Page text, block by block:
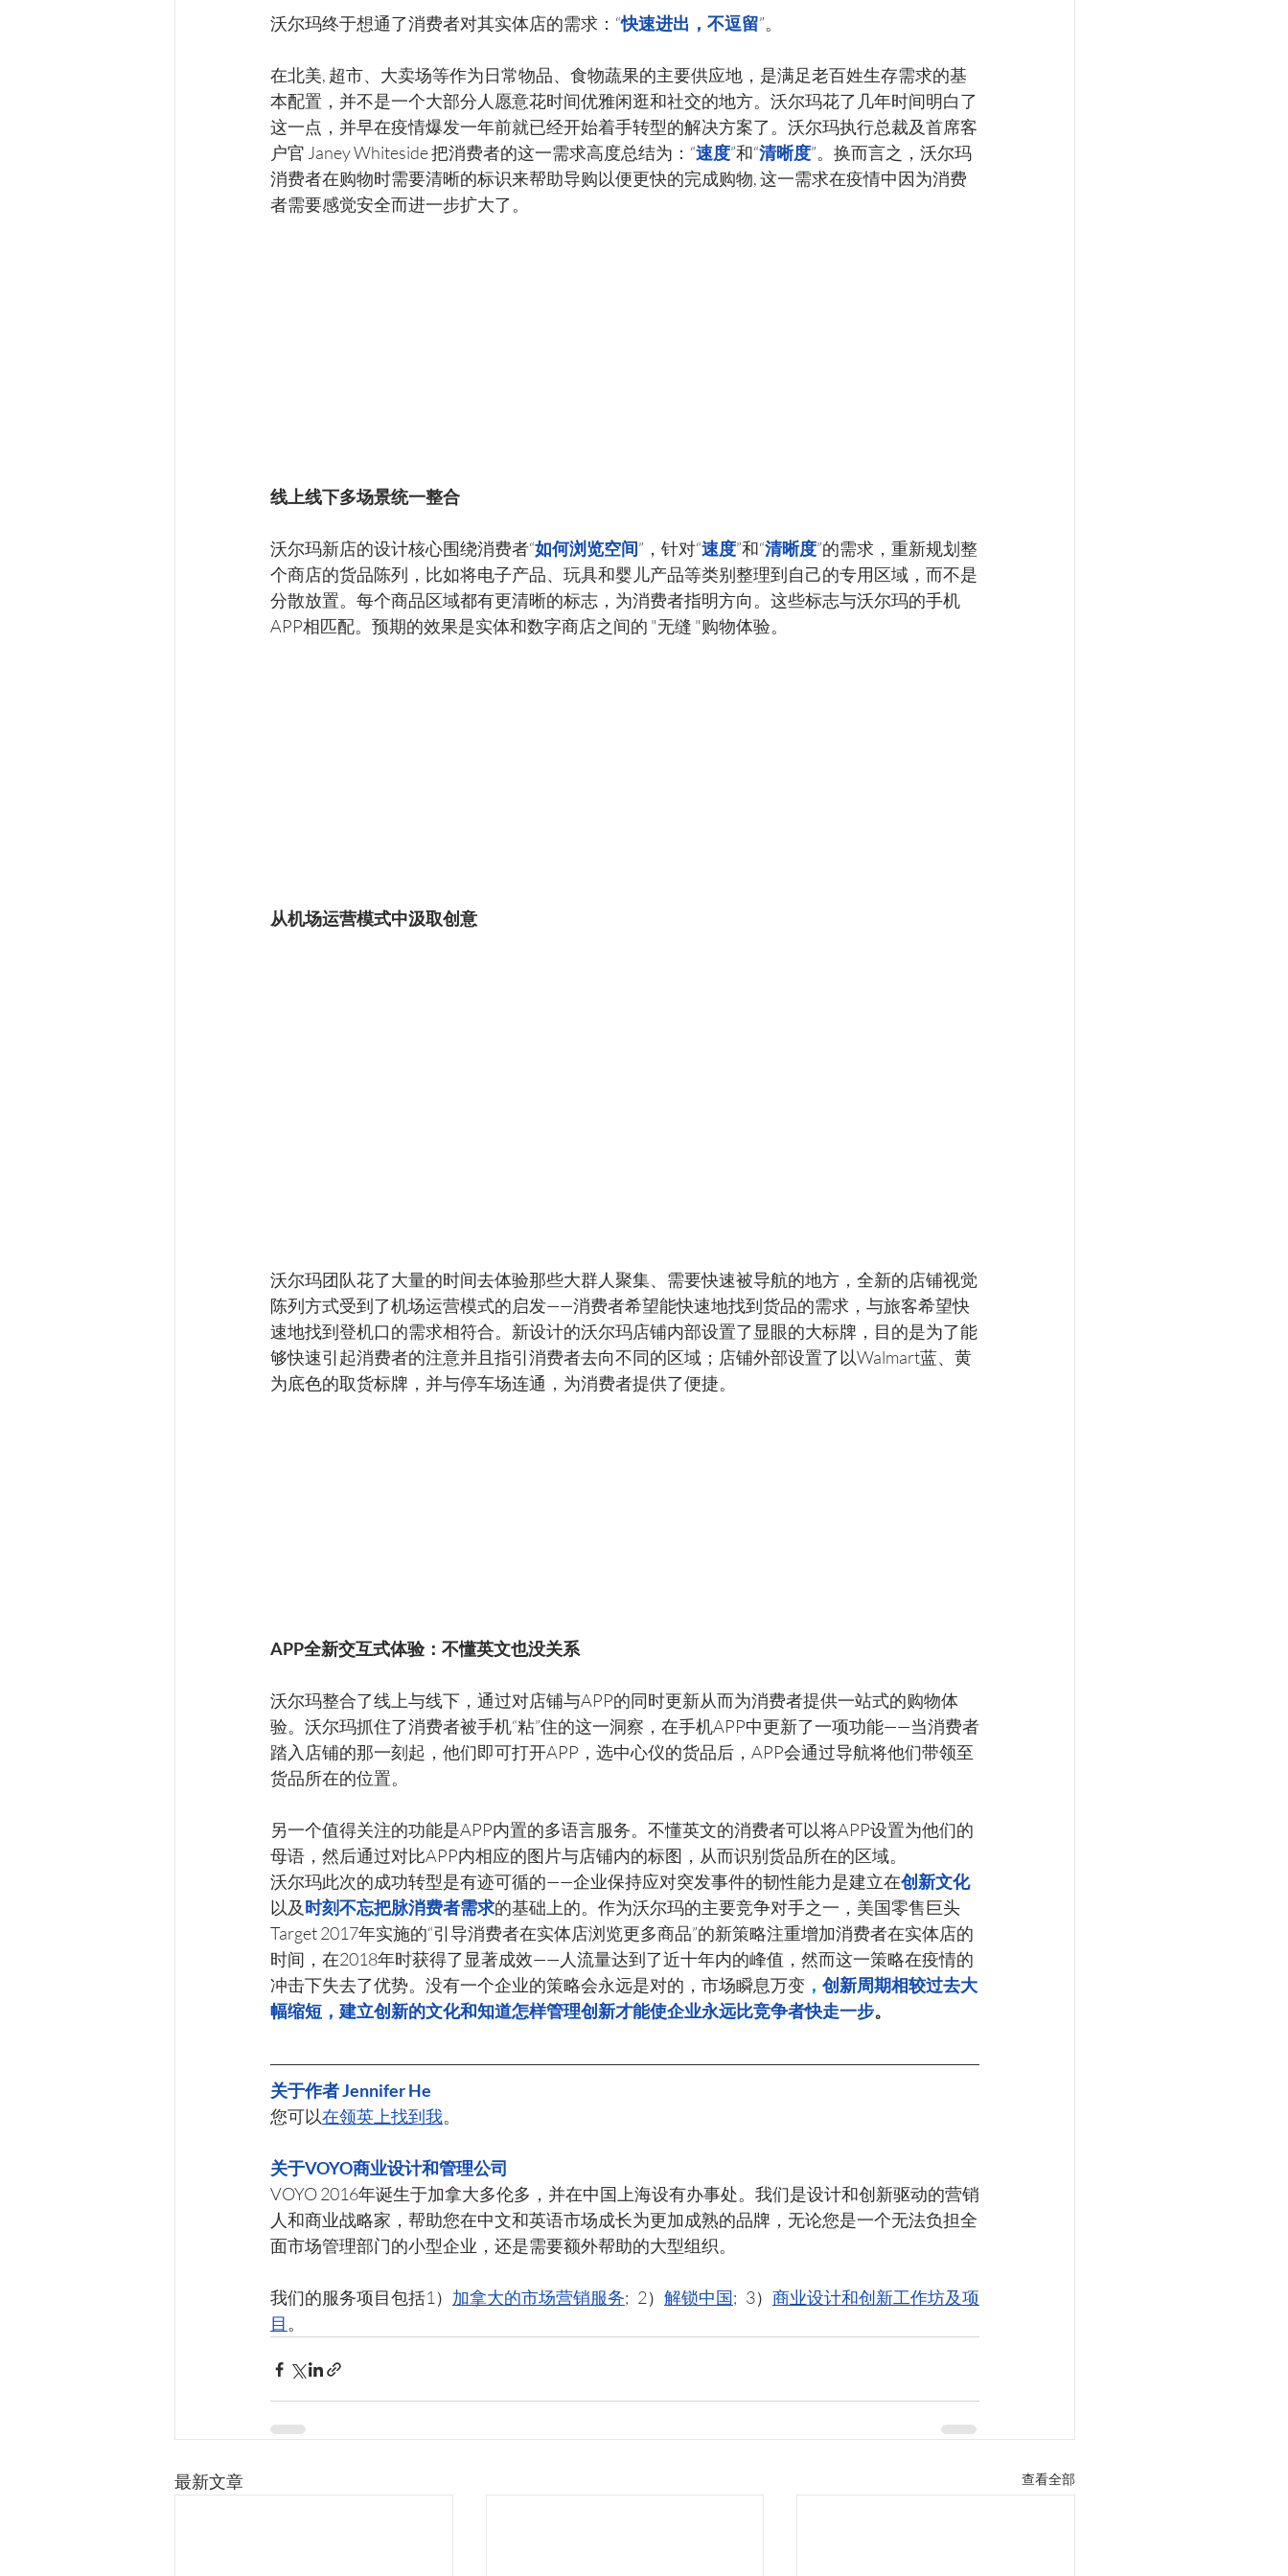
沃尔玛终于想通了消费者对其实体店的需求：“快速进出，不逗留”。
在北美, 超市、大卖场等作为日常物品、食物蔬果的主要供应地，是满足老百姓生存需求的基
本配置，并不是一个大部分人愿意花时间优雅闲逛和社交的地方。沃尔玛花了几年时间明白了
这一点，并早在疫情爆发一年前就已经开始着手转型的解决方案了。沃尔玛执行总裁及首席客
户官 Janey Whiteside 把消费者的这一需求高度总结为：“速度”和“清晰度”。换而言之，沃尔玛
消费者在购物时需要清晰的标识来帮助导购以便更快的完成购物, 这一需求在疫情中因为消费
者需要感觉安全而进一步扩大了。
线上线下多场景统一整合
沃尔玛新店的设计核心围绕消费者“如何浏览空间”，针对“速度”和“清晰度”的需求，重新规划整
个商店的货品陈列，比如将电子产品、玩具和婴儿产品等类别整理到自己的专用区域，而不是
分散放置。每个商品区域都有更清晰的标志，为消费者指明方向。这些标志与沃尔玛的手机
APP相匹配。预期的效果是实体和数字商店之间的 "无缝 "购物体验。
从机场运营模式中汲取创意
沃尔玛团队花了大量的时间去体验那些大群人聚集、需要快速被导航的地方，全新的店铺视觉
陈列方式受到了机场运营模式的启发——消费者希望能快速地找到货品的需求，与旅客希望快
速地找到登机口的需求相符合。新设计的沃尔玛店铺内部设置了显眼的大标牌，目的是为了能
够快速引起消费者的注意并且指引消费者去向不同的区域；店铺外部设置了以Walmart蓝、黄
为底色的取货标牌，并与停车场连通，为消费者提供了便捷。
APP全新交互式体验：不懂英文也没关系
沃尔玛整合了线上与线下，通过对店铺与APP的同时更新从而为消费者提供一站式的购物体
验。沃尔玛抓住了消费者被手机“粘”住的这一洞察，在手机APP中更新了一项功能——当消费者
踏入店铺的那一刻起，他们即可打开APP，选中心仪的货品后，APP会通过导航将他们带领至
货品所在的位置。
另一个值得关注的功能是APP内置的多语言服务。不懂英文的消费者可以将APP设置为他们的
母语，然后通过对比APP内相应的图片与店铺内的标图，从而识别货品所在的区域。
沃尔玛此次的成功转型是有迹可循的——企业保持应对突发事件的韧性能力是建立在创新文化
以及时刻不忘把脉消费者需求的基础上的。作为沃尔玛的主要竞争对手之一，美国零售巨头
Target 2017年实施的“引导消费者在实体店浏览更多商品”的新策略注重增加消费者在实体店的
时间，在2018年时获得了显著成效——人流量达到了近十年内的峰值，然而这一策略在疫情的
冲击下失去了优势。没有一个企业的策略会永远是对的，市场瞬息万变 ， 创新周期相较过去大
幅缩短，建立创新的文化和知道怎样管理创新才能使企业永远比竞争者快走一步。
关于作者 Jennifer He
您可以在领英上找到我。
关于VOYO商业设计和管理公司
VOYO 2016年诞生于加拿大多伦多，并在中国上海设有办事处。我们是设计和创新驱动的营销
人和商业战略家，帮助您在中文和英语市场成长为更加成熟的品牌，无论您是一个无法负担全
面市场管理部门的小型企业，还是需要额外帮助的大型组织。
我们的服务项目包括1） 加拿大的市场营销服务;   2） 解锁中国;   3） 商业设计和创新工作坊及项
目。
最新文章 查看全部